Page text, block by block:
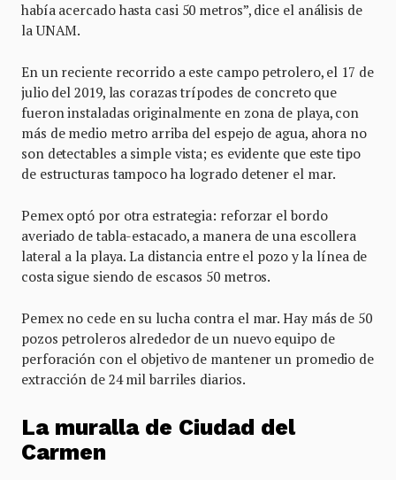
había acercado hasta casi 50 metros”, dice el análisis de
la UNAM.
En un reciente recorrido a este campo petrolero, el 17 de
julio del 2019, las corazas trípodes de concreto que
fueron instaladas originalmente en zona de playa, con
más de medio metro arriba del espejo de agua, ahora no
son detectables a simple vista; es evidente que este tipo
de estructuras tampoco ha logrado detener el mar.
Pemex optó por otra estrategia: reforzar el bordo
averiado de tabla-estacado, a manera de una escollera
lateral a la playa. La distancia entre el pozo y la línea de
costa sigue siendo de escasos 50 metros.
Pemex no cede en su lucha contra el mar. Hay más de 50
pozos petroleros alrededor de un nuevo equipo de
perforación con el objetivo de mantener un promedio de
extracción de 24 mil barriles diarios.
La muralla de Ciudad del
Carmen